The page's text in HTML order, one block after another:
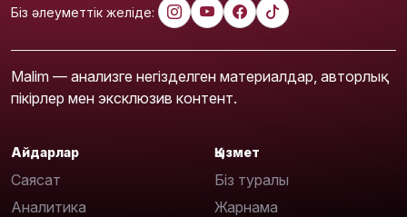
Біз әлеуметтік желіде:
Malim — анализге негізделген материалдар, авторлық
пікірлер мен эксклюзив контент.
Айдарлар
Саясат
Аналитика
Қызмет
Біз туралы
Жарнама